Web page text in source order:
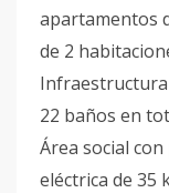
apartamentos
de 2
Infraestructura
22 baños en
Área social
eléctrica de